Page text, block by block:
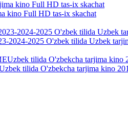
kino Full HD tas-ix skachat
2024-2025 O'zbek tilida Uzbek
O'zbekcha tarjima kino